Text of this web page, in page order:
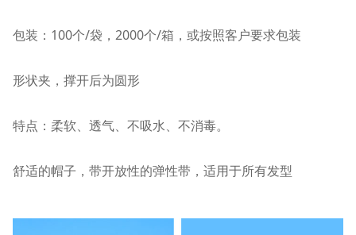
包装：100个/袋，2000个/箱，或按照客户要求包装
形状夹，撑开后为圆形
特点：柔软、透气、不吸水、不消毒。
舒适的帽子，带开放性的弹性带，适用于所有发型